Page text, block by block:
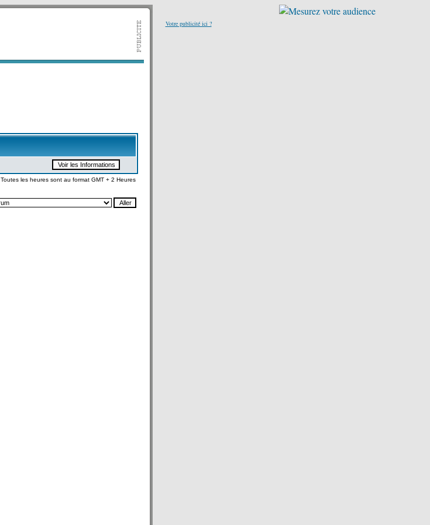
Toutes les heures sont au format GMT + 2 Heures
Votre publicité ici ?